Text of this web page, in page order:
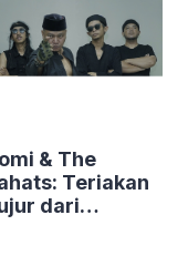
& The
Teriakan
dari